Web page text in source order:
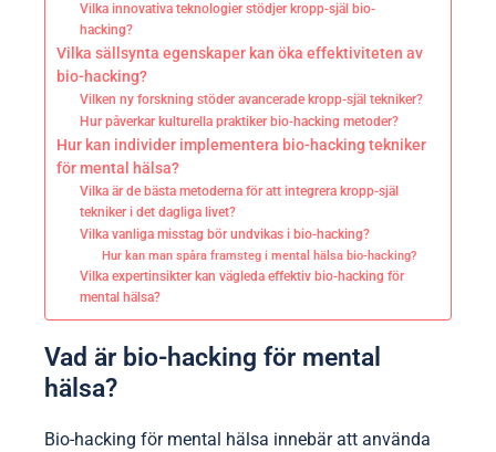
Vilka innovativa teknologier stödjer kropp-själ bio-
hacking?
Vilka sällsynta egenskaper kan öka effektiviteten av
bio-hacking?
Vilken ny forskning stöder avancerade kropp-själ tekniker?
Hur påverkar kulturella praktiker bio-hacking metoder?
Hur kan individer implementera bio-hacking tekniker
för mental hälsa?
Vilka är de bästa metoderna för att integrera kropp-själ
tekniker i det dagliga livet?
Vilka vanliga misstag bör undvikas i bio-hacking?
Hur kan man spåra framsteg i mental hälsa bio-hacking?
Vilka expertinsikter kan vägleda effektiv bio-hacking för
mental hälsa?
Vad är bio-hacking för mental
hälsa?
Bio-hacking för mental hälsa innebär att använda